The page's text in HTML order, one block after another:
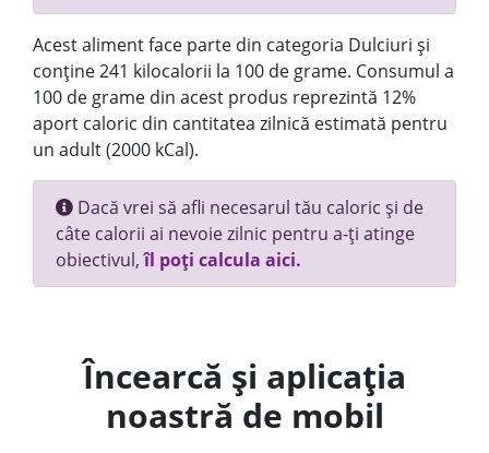
Acest aliment face parte din categoria Dulciuri și
conține 241 kilocalorii la 100 de grame. Consumul a
100 de grame din acest produs reprezintă 12%
aport caloric din cantitatea zilnică estimată pentru
un adult (2000 kCal).
Dacă vrei să afli necesarul tău caloric și de
câte calorii ai nevoie zilnic pentru a-ți atinge
obiectivul,îl poți calcula aici.
Încearcă și aplicația
noastră de mobil